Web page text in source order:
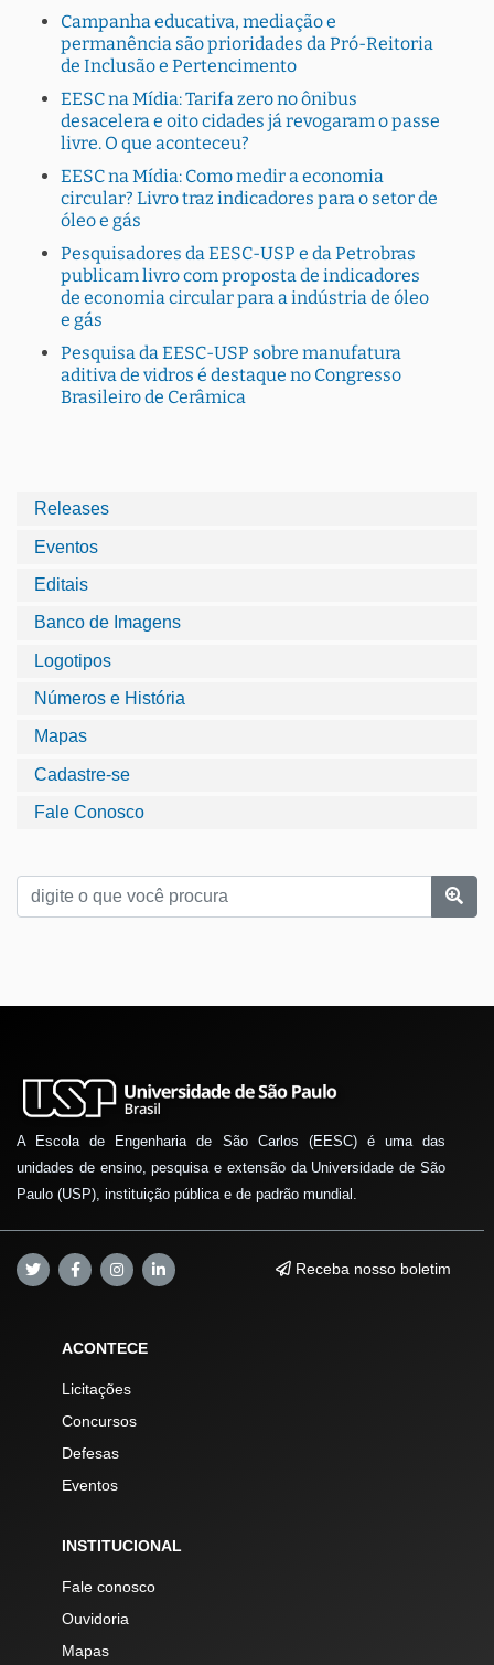
Campanha educativa, mediação e
permanência são prioridades da Pró-Reitoria
de Inclusão e Pertencimento
EESC na Mídia: Tarifa zero no ônibus
desacelera e oito cidades já revogaram o passe
livre. O que aconteceu?
EESC na Mídia: Como medir a economia
circular? Livro traz indicadores para o setor de
óleo e gás
Pesquisadores da EESC-USP e da Petrobras
publicam livro com proposta de indicadores
de economia circular para a indústria de óleo
e gás
Pesquisa da EESC-USP sobre manufatura
aditiva de vidros é destaque no Congresso
Brasileiro de Cerâmica
Releases
Eventos
Editais
Banco de Imagens
Logotipos
Números e História
Mapas
Cadastre-se
Fale Conosco
A Escola de Engenharia de São Carlos (EESC) é uma das
unidades de ensino, pesquisa e extensão da Universidade de São
Paulo (USP), instituição pública e de padrão mundial.
Receba nosso boletim
ACONTECE
Licitações
Concursos
Defesas
Eventos
INSTITUCIONAL
Fale conosco
Ouvidoria
Mapas